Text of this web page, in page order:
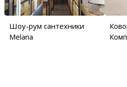
Шоу-рум сантехники
Melana